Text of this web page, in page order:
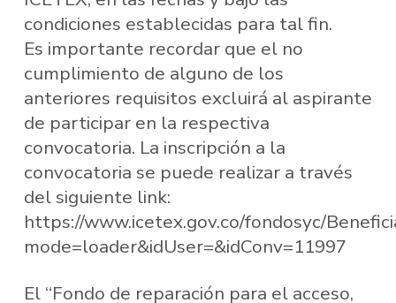
condiciones establecidas para tal fin.
Es importante recordar que el no
cumplimiento de alguno de los
anteriores requisitos excluirá al aspirante
de participar en la respectiva
convocatoria. La inscripción a la
convocatoria se puede realizar a través
del siguiente link:
https://www.icetex.gov.co/fondosyc/
mode=loader&idUser=&idConv=11997
El “Fondo de reparación para el acceso,